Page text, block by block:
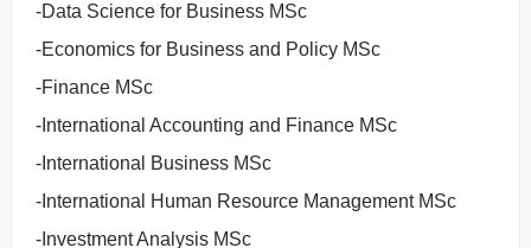
-Data Science for Business MSc
-Economics for Business and Policy MSc
-Finance MSc
-International Accounting and Finance MSc
-International Business MSc
-International Human Resource Management MSc
-Investment Analysis MSc